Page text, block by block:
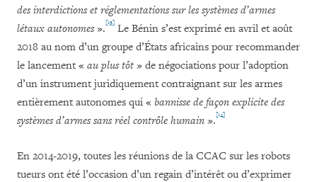
des interdictions et réglementations sur les systèmes d’armes
létaux autonomes».[13] Le Bénin s’est exprimé en avril et août
2018 au nom d’un groupe d’États africains pour recommander
le lancement « au plus tôt » de négociations pour l’adoption
d’un instrument juridiquement contraignant sur les armes
entièrement autonomes qui « bannisse de façon explicite des
systèmes d’armes sans réel contrôle humain ».[14]
En 2014-2019, toutes les réunions de la CCAC sur les robots
tueurs ont été l’occasion d’un regain d’intérêt ou d’exprimer